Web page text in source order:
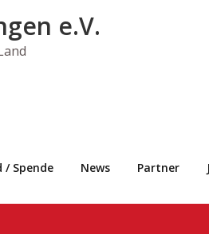
e.V.
/ Spende News Partner